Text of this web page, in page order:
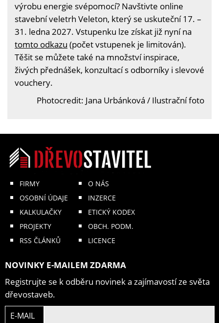
výrobu energie svépomocí? Navštivte online
stavební veletrh Veleton, který se uskuteční 17. –
31. ledna 2027. Vstupenku lze získat již nyní na
tomto odkazu (počet vstupenek je limitován).
Těšit se můžete také na množství inspirace,
živých přednášek, konzultací s odborníky i slevové
vouchery.
Photocredit: Jana Urbánková / Ilustrační foto
FIRMY
OSOBNÍ ÚDAJE
KALKULAČKY
PROJEKTY
RSS ČLÁNKŮ
O NÁS
INZERCE
ETICKÝ KODEX
OBCH. PODM.
LICENCE
NOVINKY E-MAILEM ZDARMA
Registrujte se k odběru novinek a zajímavostí ze světa
dřevostaveb.
E-MAIL